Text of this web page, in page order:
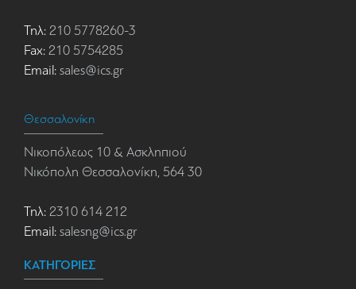
Τηλ: 210 5778260-3
Fax: 210 5754285
Email: sales@ics.gr
Θεσσαλονίκη
Νικοπόλεως 10 & Ασκληπιού
Νικόπολη Θεσσαλονίκη, 564 30
Τηλ: 2310 614 212
Email: salesng@ics.gr
ΚΑΤΗΓΟΡΙΕΣ